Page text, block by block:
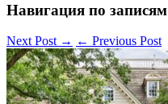
Навигация по записям
Next Post → ← Previous Post